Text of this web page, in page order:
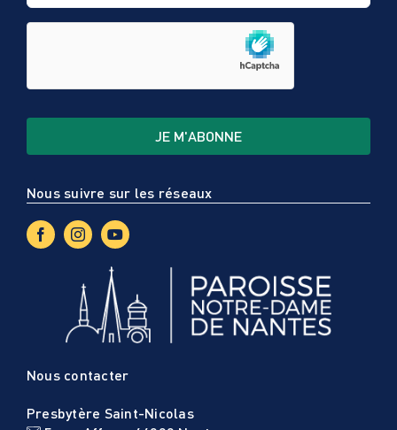
Nous suivre sur les réseaux
Nous contacter
Presbytère Saint-Nicolas